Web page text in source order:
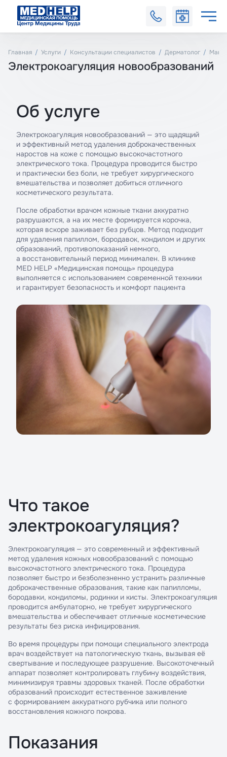
Главная Услуги Консультации специалистов Дерматолог
Электрокоагуляция новообразований
Об услуге
Электрокоагуляция новообразований — это щадящий
и эффективный метод удаления доброкачественных
наростов на коже с помощью высокочастотного
электрического тока. Процедура проводится быстро
и практически без боли, не требует хирургического
вмешательства и позволяет добиться отличного
косметического результата.
После обработки врачом кожные ткани аккуратно
разрушаются, а на их месте формируется корочка,
которая вскоре заживает без рубцов. Метод подходит
для удаления папиллом, бородавок, кондилом и других
образований, противопоказаний немного,
а восстановительный период минимален. В клинике
MED HELP «Медицинская помощь» процедура
выполняется с использованием современной техники
и гарантирует безопасность и комфорт пациента
Что такое
электрокоагуляция?
Электрокоагуляция — это современный и эффективный
метод удаления кожных новообразований с помощью
высокочастотного электрического тока. Процедура
позволяет быстро и безболезненно устранить различные
доброкачественные образования, такие как папилломы,
бородавки, кондиломы, родинки и кисты. Электрокоагуляция
проводится амбулаторно, не требует хирургического
вмешательства и обеспечивает отличные косметические
результаты без риска инфицирования.
Во время процедуры при помощи специального электрода
врач воздействует на патологическую ткань, вызывая её
свертывание и последующее разрушение. Высокоточечный
аппарат позволяет контролировать глубину воздействия,
минимизируя травмы здоровых тканей. После обработки
образований происходит естественное заживление
с формированием аккуратного рубчика или полного
восстановления кожного покрова.
Показания